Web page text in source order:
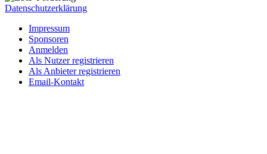
Datenschutzerklärung
Impressum
Sponsoren
Anmelden
Als Nutzer registrieren
Als Anbieter registrieren
Email-Kontakt